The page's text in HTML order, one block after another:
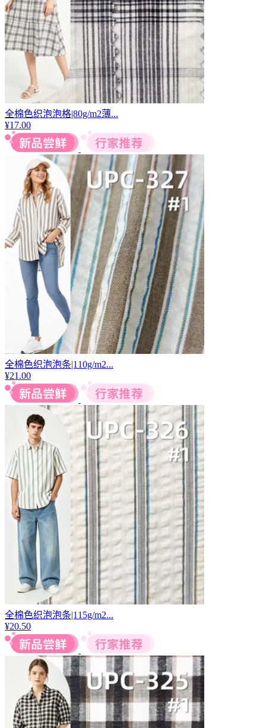
全棉色织泡泡格|80g/m2薄...
¥17.00
全棉色织泡泡条|110g/m2...
¥21.00
全棉色织泡泡条|115g/m2...
¥20.50